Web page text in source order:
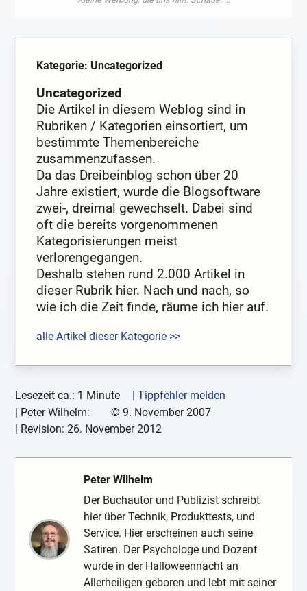
Kategorie: Uncategorized
Uncategorized
Die Artikel in diesem Weblog sind in
Rubriken / Kategorien einsortiert, um
bestimmte Themenbereiche
zusammenzufassen.
Da das Dreibeinblog schon über 20
Jahre existiert, wurde die Blogsoftware
zwei-, dreimal gewechselt. Dabei sind
oft die bereits vorgenommenen
Kategorisierungen meist
verlorengegangen.
Deshalb stehen rund 2.000 Artikel in
dieser Rubrik hier. Nach und nach, so
wie ich die Zeit finde, räume ich hier auf.
alle Artikel dieser Kategorie >>
Lesezeit ca.: 1 Minute
| Tippfehler melden
| Peter Wilhelm: © 9. November 2007
| Revision:26. November 2012
Peter Wilhelm
Der Buchautor und Publizist schreibt
hier über Technik, Produkttests, und
Service. Hier erscheinen auch seine
Satiren. Der Psychologe und Dozent
wurde in der Halloweennacht an
Allerheiligen geboren und lebt mit seiner